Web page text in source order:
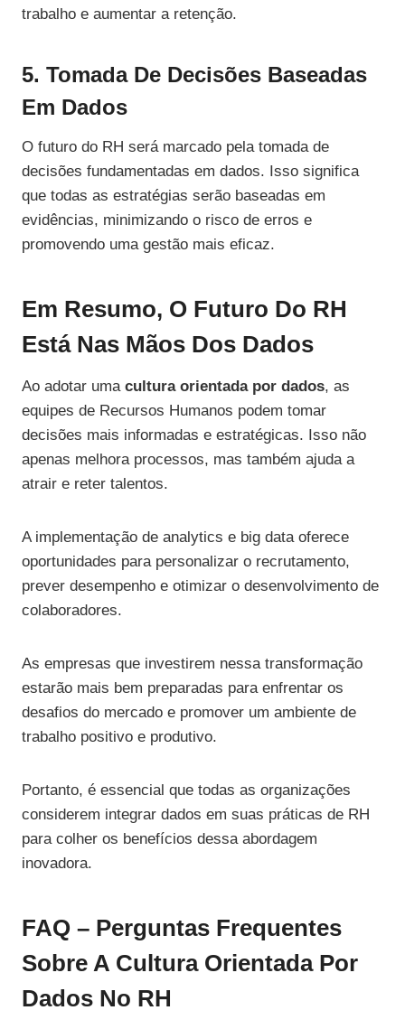
trabalho e aumentar a retenção.
5. Tomada De Decisões Baseadas
Em Dados
O futuro do RH será marcado pela tomada de
decisões fundamentadas em dados. Isso significa
que todas as estratégias serão baseadas em
evidências, minimizando o risco de erros e
promovendo uma gestão mais eficaz.
Em Resumo, O Futuro Do RH
Está Nas Mãos Dos Dados
Ao adotar uma cultura orientada por dados, as
equipes de Recursos Humanos podem tomar
decisões mais informadas e estratégicas. Isso não
apenas melhora processos, mas também ajuda a
atrair e reter talentos.
A implementação de analytics e big data oferece
oportunidades para personalizar o recrutamento,
prever desempenho e otimizar o desenvolvimento de
colaboradores.
As empresas que investirem nessa transformação
estarão mais bem preparadas para enfrentar os
desafios do mercado e promover um ambiente de
trabalho positivo e produtivo.
Portanto, é essencial que todas as organizações
considerem integrar dados em suas práticas de RH
para colher os benefícios dessa abordagem
inovadora.
FAQ – Perguntas Frequentes
Sobre A Cultura Orientada Por
Dados No RH